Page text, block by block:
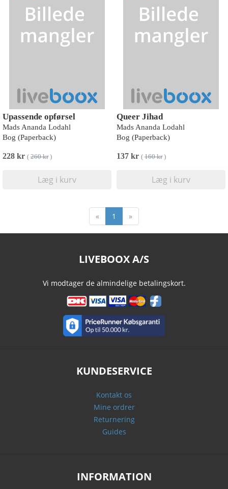
Upassende opførsel
Mads Ananda Lodahl
Bog (Paperback)
228 kr ( 260 kr)
Læg i kurv
Queer Jihad
Mads Ananda Lodahl
Bog (Paperback)
137 kr ( 160 kr)
Læg i kurv
« 1 »
LIVEBOOX A/S
Vi modtager de almindelige betalingskort.
KUNDESERVICE
Kontakt os
Mine ordrer
Returnering
Guides
INFORMATION